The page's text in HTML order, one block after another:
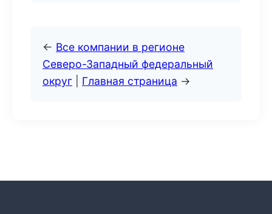
← Все компании в регионе
Северо-Западный федеральный
округ
Главная страница →